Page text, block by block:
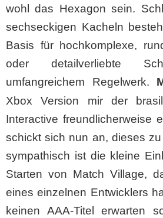
wohl das Hexagon sein.
sechseckigen Kacheln
Basis für hochkomplexe,
oder detailverliebte
umfangreichem Regelwerk.
Xbox Version mir der
Interactive freundlicherweise
schickt sich nun an, dieses
sympathisch ist die kleine
Starten von Match Village,
eines einzelnen Entwicklers
keinen AAA-Titel erwarten